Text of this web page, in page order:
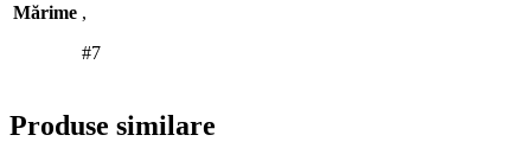
Mărime ,
#7
Produse similare